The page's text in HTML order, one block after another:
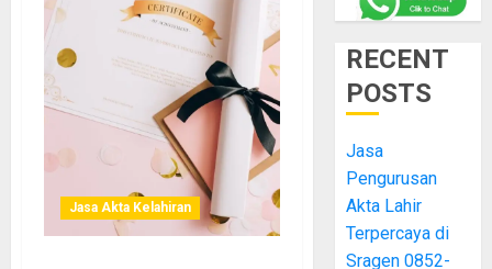
Jasa Akta Kelahiran
RECENT
POSTS
Jasa
Pengurusan
Akta Lahir
Terpercaya di
Sragen 0852-